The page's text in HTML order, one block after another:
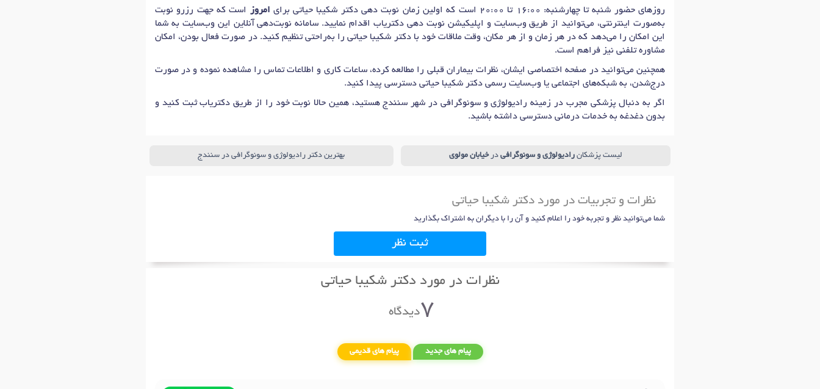
روزهای حضور شنبه تا چهارشنبه: 16:00 تا 20:00 است که اولین زمان نوبت دهی دکتر شکیبا حیاتی برای
امروز
است که جهت رزرو نوبت
به‌صورت اینترنتی، می‌توانید از طریق وب‌سایت و اپلیکیشن نوبت دهی دکتریاب اقدام نمایید. سامانه نوبت‌دهی آنلاین این وب‌سایت به شما
این امکان را می‌دهد که در هر زمان و از هر مکان، وقت ملاقات خود با دکتر شکیبا حیاتی را به‌راحتی تنظیم کنید. در صورت فعال بودن، امکان
مشاوره تلفنی نیز فراهم است.
همچنین می‌توانید در صفحه اختصاصی ایشان، نظرات بیماران قبلی را مطالعه کرده، ساعات کاری و اطلاعات تماس را مشاهده نموده و در صورت
درج‌شدن، به شبکه‌های اجتماعی یا وب‌سایت رسمی دکتر شکیبا حیاتی دسترسی پیدا کنید.
اگر به دنبال پزشکی مجرب در زمینه رادیولوژی و سونوگرافی در شهر سنندج هستید، همین حالا نوبت خود را از طریق دکتریاب ثبت کنید و
بدون دغدغه به خدمات درمانی دسترسی داشته باشید.
لیست پزشکانرادیولوژی و سونوگرافی درخیابان مولوی بهترین دکتر رادیولوژی و سونوگرافی در سنندج
نظرات و تجربیات در مورد دکتر شکیبا حیاتی
شما می‌توانید نظر و تجربه خود را اعلام کنید و آن را با دیگران به اشتراک بگذارید
ثبت نظر
نظرات در مورد دکتر شکیبا حیاتی
7دیدگاه
پیام های جدید پیام های قدیمی